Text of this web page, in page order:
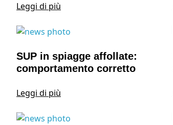
Leggi di più
SUP in spiagge affollate:
comportamento corretto
Leggi di più